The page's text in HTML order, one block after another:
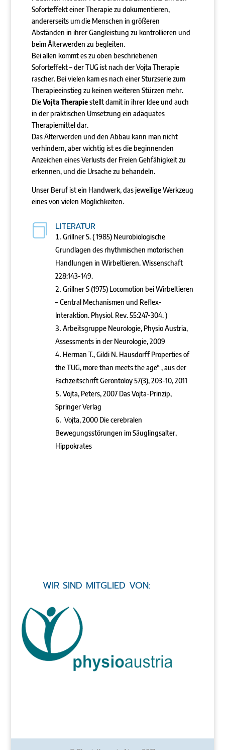
Soforteffekt einer Therapie zu dokumentieren,
andererseits um die Menschen in größeren
Abständen in ihrer Gangleistung zu kontrollieren und
beim Älterwerden zu begleiten.
Bei allen kommt es zu oben beschriebenen
Soforteffekt – der TUG ist nach der Vojta Therapie
rascher. Bei vielen kam es nach einer Sturzserie zum
Therapieeinstieg zu keinen weiteren Stürzen mehr.
DieVojta Therapiestellt damit in ihrer Idee und auch
in der praktischen Umsetzung ein adäquates
Therapiemittel dar.
Das Älterwerden und den Abbau kann man nicht
verhindern, aber wichtig ist es die beginnenden
Anzeichen eines Verlusts der Freien Gehfähigkeit zu
erkennen, und die Ursache zu behandeln.
Unser Beruf ist ein Handwerk, das jeweilige Werkzeug
eines von vielen Möglichkeiten.
 LITERATUR
Grillner S. ( 1985) Neurobiologische
Grundlagen des rhythmischen motorischen
Handlungen in Wirbeltieren. Wissenschaft
228:143-149.
Grillner S (1975) Locomotion bei Wirbeltieren
– Central Mechanismen und Reflex-
Interaktion. Physiol. Rev. 55:247-304. )
Arbeitsgruppe Neurologie, Physio Austria,
Assessments in der Neurologie, 2009
Herman T., Gildi N. Hausdorff Properties of
the TUG, more than meets the age“ , aus der
Fachzeitschrift Gerontoloy 57(3), 203-10, 2011
Vojta, Peters, 2007 Das Vojta-Prinzip,
Springer Verlag
Vojta, 2000 Die cerebralen
Bewegungsstörungen im Säuglingsalter,
Hippokrates
WIR SIND MITGLIED VON: